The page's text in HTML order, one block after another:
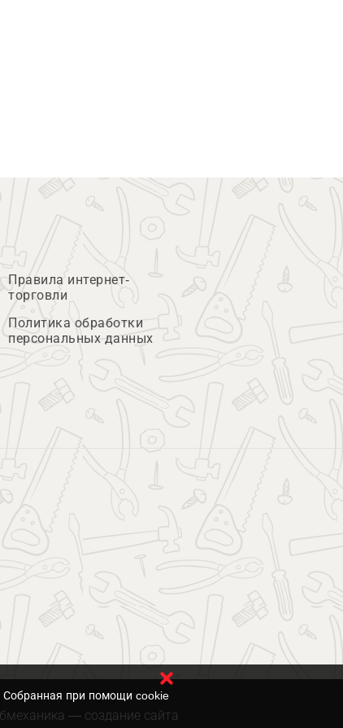
Правила интернет-
торговли
Политика обработки
персональных данных
— создание сайта
Собранная при помощи cookie